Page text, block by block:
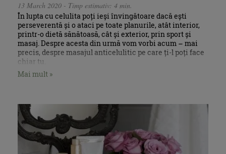
13 March 2020 - Timp estimativ: 4 min.
În lupta cu celulita poți ieși învingătoare dacă ești
perseverentă și o ataci pe toate planurile, atât interior,
printr-o dietă sănătoasă, cât și exterior, prin sport și
masaj. Despre acesta din urmă vom vorbi acum – mai
precis, despre masajul anticelulitic pe care ți-l poți face
chiar tu.
Mai mult »